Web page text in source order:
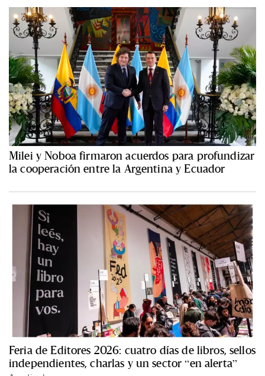
Milei y Noboa firmaron acuerdos para profundizar
la cooperación entre la Argentina y Ecuador
Feria de Editores 2026: cuatro días de libros, sellos
independientes, charlas y un sector “en alerta”